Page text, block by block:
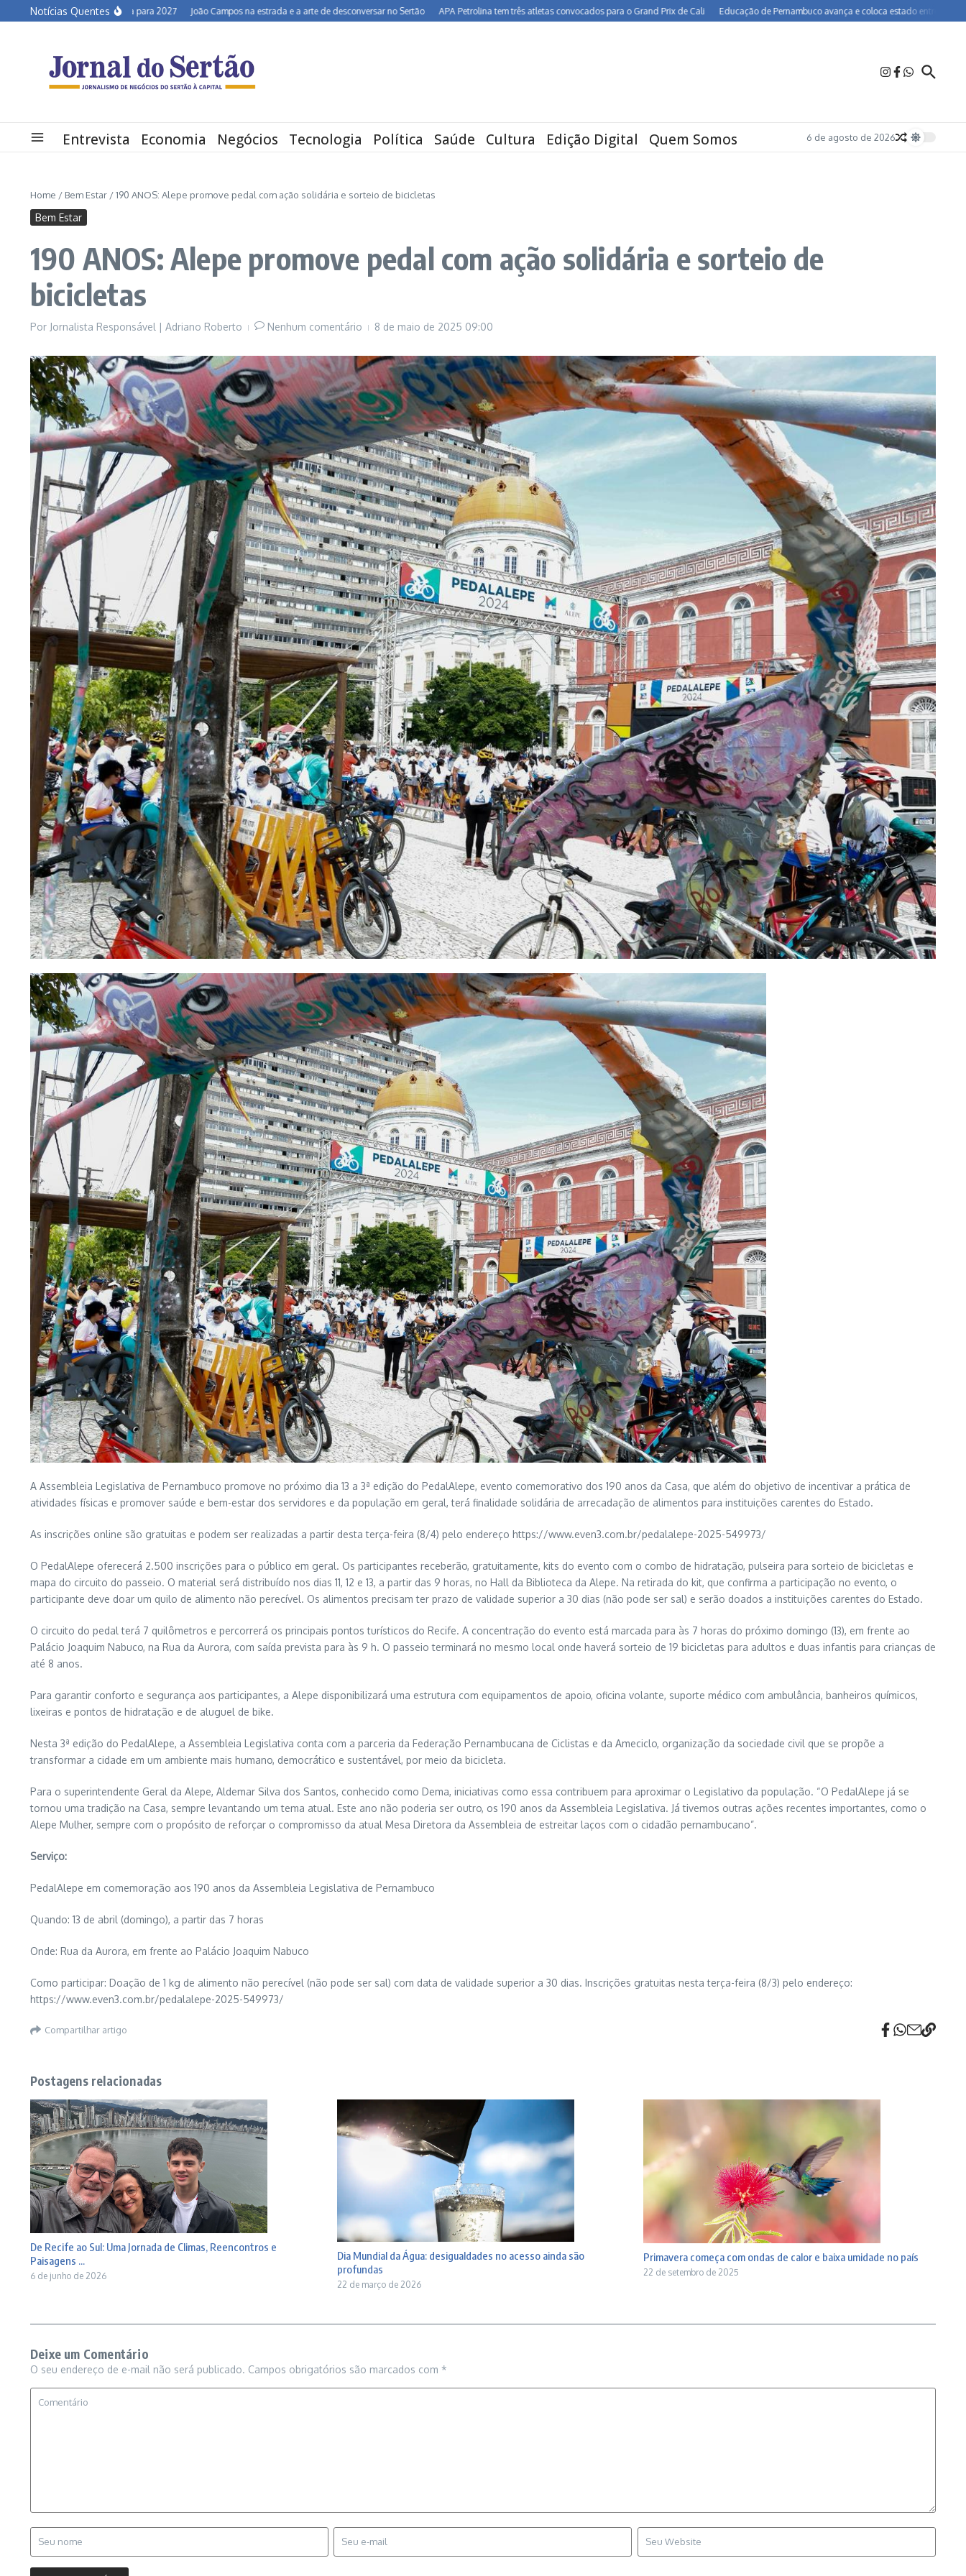
Ir para o conteúdo
Notícias Quentes
Semiárido em alerta para 2027 João Campos na estrada e a arte de desconversar no Sertão APA Petrolina tem três atletas convocados para o Grand Prix de Cali Educação de Pernambuco avança e coloca estado entre os melhores
Entrevista Economia Negócios Tecnologia Política Saúde Cultura Edição Digital Quem Somos 6 de agosto de 2026
Home / Bem Estar /190 ANOS: Alepe promove pedal com ação solidária e sorteio de bicicletas
Bem Estar
190 ANOS: Alepe promove pedal com ação solidária e sorteio de
bicicletas
Por Jornalista Responsável | Adriano Roberto Nenhum comentário 8 de maio de 2025 09:00
A Assembleia Legislativa de Pernambuco promove no próximo dia 13 a 3ª edição do PedalAlepe, evento comemorativo dos 190 anos da Casa, que além do objetivo de incentivar a prática de
atividades físicas e promover saúde e bem-estar dos servidores e da população em geral, terá finalidade solidária de arrecadação de alimentos para instituições carentes do Estado.
As inscrições online são gratuitas e podem ser realizadas a partir desta terça-feira (8/4) pelo endereço https://www.even3.com.br/pedalalepe-2025-549973/
O PedalAlepe oferecerá 2.500 inscrições para o público em geral. Os participantes receberão, gratuitamente, kits do evento com o combo de hidratação, pulseira para sorteio de bicicletas e
mapa do circuito do passeio. O material será distribuído nos dias 11, 12 e 13, a partir das 9 horas, no Hall da Biblioteca da Alepe. Na retirada do kit, que confirma a participação no evento, o
participante deve doar um quilo de alimento não perecível. Os alimentos precisam ter prazo de validade superior a 30 dias (não pode ser sal) e serão doados a instituições carentes do Estado.
O circuito do pedal terá 7 quilômetros e percorrerá os principais pontos turísticos do Recife. A concentração do evento está marcada para às 7 horas do próximo domingo (13), em frente ao
Palácio Joaquim Nabuco, na Rua da Aurora, com saída prevista para às 9 h. O passeio terminará no mesmo local onde haverá sorteio de 19 bicicletas para adultos e duas infantis para crianças de
até 8 anos.
Para garantir conforto e segurança aos participantes, a Alepe disponibilizará uma estrutura com equipamentos de apoio, oficina volante, suporte médico com ambulância, banheiros químicos,
lixeiras e pontos de hidratação e de aluguel de bike.
Nesta 3ª edição do PedalAlepe, a Assembleia Legislativa conta com a parceria da Federação Pernambucana de Ciclistas e da Ameciclo, organização da sociedade civil que se propõe a
transformar a cidade em um ambiente mais humano, democrático e sustentável, por meio da bicicleta.
Para o superintendente Geral da Alepe, Aldemar Silva dos Santos, conhecido como Dema, iniciativas como essa contribuem para aproximar o Legislativo da população. “O PedalAlepe já se
tornou uma tradição na Casa, sempre levantando um tema atual. Este ano não poderia ser outro, os 190 anos da Assembleia Legislativa. Já tivemos outras ações recentes importantes, como o
Alepe Mulher, sempre com o propósito de reforçar o compromisso da atual Mesa Diretora da Assembleia de estreitar laços com o cidadão pernambucano”.
Serviço:
PedalAlepe em comemoração aos 190 anos da Assembleia Legislativa de Pernambuco
Quando: 13 de abril (domingo), a partir das 7 horas
Onde: Rua da Aurora, em frente ao Palácio Joaquim Nabuco
Como participar: Doação de 1 kg de alimento não perecível (não pode ser sal) com data de validade superior a 30 dias. Inscrições gratuitas nesta terça-feira (8/3) pelo endereço:
https://www.even3.com.br/pedalalepe-2025-549973/
Compartilhar artigo
Postagens relacionadas
De Recife ao Sul: Uma Jornada de Climas, Reencontros e
Paisagens ...
6 de junho de 2026
Dia Mundial da Água: desigualdades no acesso ainda são
profundas
22 de março de 2026
Primavera começa com ondas de calor e baixa umidade no país
22 de setembro de 2025
Deixe um Comentário
O seu endereço de e-mail não será publicado. Campos obrigatórios são marcados com *